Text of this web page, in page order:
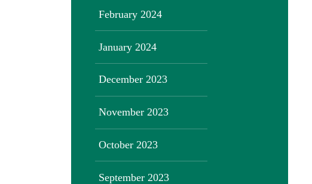
February 2024
January 2024
December 2023
November 2023
October 2023
September 2023